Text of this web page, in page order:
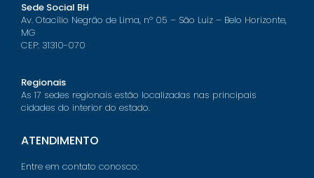
Sede Social BH
Av. Otacílio Negrão de Lima, nº 05 – São Luiz – Belo Horizonte,
MG
CEP: 31310-070
Regionais
As 17 sedes regionais estão localizadas nas principais
cidades do interior do estado.
ATENDIMENTO
Entre em contato conosco: